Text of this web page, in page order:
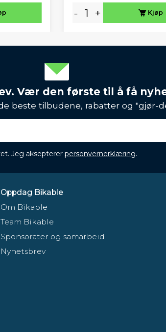
- + Kjøp
Vær den første til å få
beste tilbudene, rabatter og "gjør-
Jeg aksepterer personvernerklæring.
Oppdag Bikable
Om Bikable
Team Bikable
Sponsorater og samarbeid
Nyhetsbrev